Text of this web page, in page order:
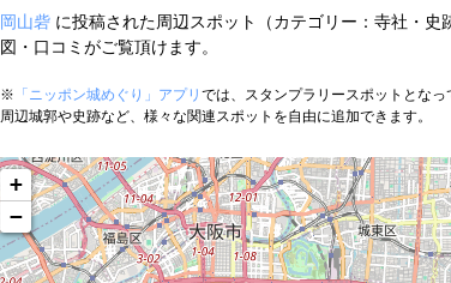
岡山砦に投稿された周辺スポット（カテゴリー：寺社・史
図・口コミがご覧頂けます。
※ 「ニッポン城めぐり」アプリ では、スタンプラリースポットとなっ
周辺城郭や史跡など、様々な関連スポットを自由に追加できます。
+
−